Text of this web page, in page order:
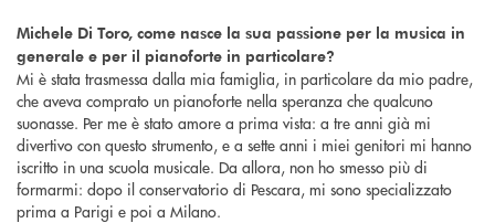
Michele Di Toro, come nasce la sua passione per la musica in
generale e per il pianoforte in particolare?
Mi è stata trasmessa dalla mia famiglia, in particolare da mio padre,
che aveva comprato un pianoforte nella speranza che qualcuno
suonasse. Per me è stato amore a prima vista: a tre anni già mi
divertivo con questo strumento, e a sette anni i miei genitori mi hanno
iscritto in una scuola musicale. Da allora, non ho smesso più di
formarmi: dopo il conservatorio di Pescara, mi sono specializzato
prima a Parigi e poi a Milano.